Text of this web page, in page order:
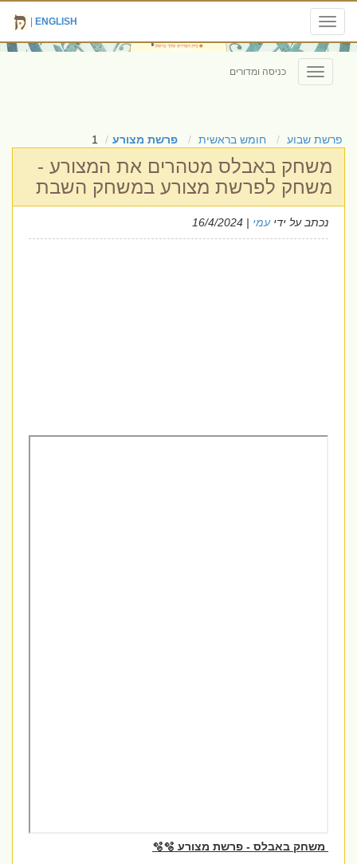
Toggle
navigation
ENGLISH
Toggle
navigation
כניסה ומדורים
פרשת שבוע חומש בראשית פרשת מצורע 1
משחק באבלס מטהרים את המצורע -
משחק לפרשת מצורע במשחק השבת
נכתב על ידיעמי | 16/4/2024
משחק באבלס - פרשת מצורע 🫧🫧